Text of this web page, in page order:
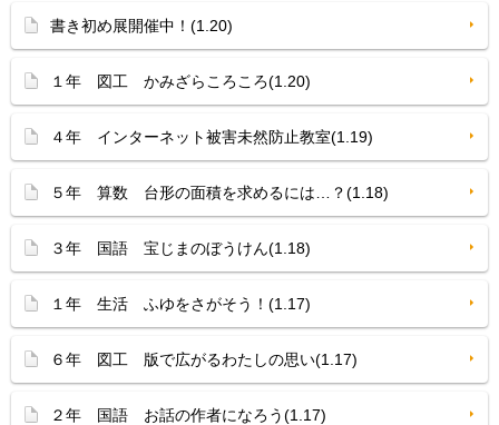
書き初め展開催中！(1.20)
１年 図工 かみざらころころ(1.20)
４年 インターネット被害未然防止教室(1.19)
５年 算数 台形の面積を求めるには…？(1.18)
３年 国語 宝じまのぼうけん(1.18)
１年 生活 ふゆをさがそう！(1.17)
６年 図工 版で広がるわたしの思い(1.17)
２年 国語 お話の作者になろう(1.17)